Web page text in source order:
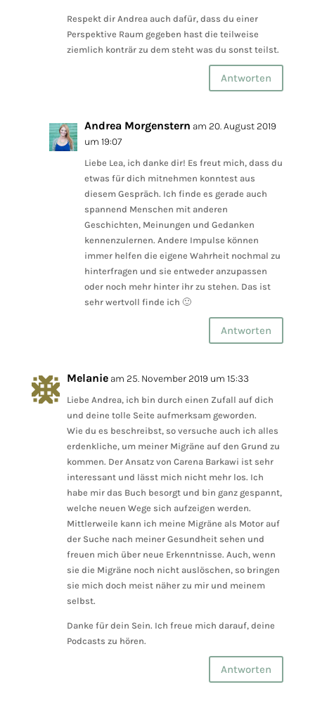
Respekt dir Andrea auch dafür, dass du einer
Perspektive Raum gegeben hast die teilweise
ziemlich konträr zu dem steht was du sonst teilst.
Antworten
Andrea Morgenstern am 20. August 2019
um 19:07
Liebe Lea, ich danke dir! Es freut mich, dass du
etwas für dich mitnehmen konntest aus
diesem Gespräch. Ich finde es gerade auch
spannend Menschen mit anderen
Geschichten, Meinungen und Gedanken
kennenzulernen. Andere Impulse können
immer helfen die eigene Wahrheit nochmal zu
hinterfragen und sie entweder anzupassen
oder noch mehr hinter ihr zu stehen. Das ist
sehr wertvoll finde ich 🙂
Antworten
Melanie am 25. November 2019 um 15:33
Liebe Andrea, ich bin durch einen Zufall auf dich
und deine tolle Seite aufmerksam geworden.
Wie du es beschreibst, so versuche auch ich alles
erdenkliche, um meiner Migräne auf den Grund zu
kommen. Der Ansatz von Carena Barkawi ist sehr
interessant und lässt mich nicht mehr los. Ich
habe mir das Buch besorgt und bin ganz gespannt,
welche neuen Wege sich aufzeigen werden.
Mittlerweile kann ich meine Migräne als Motor auf
der Suche nach meiner Gesundheit sehen und
freuen mich über neue Erkenntnisse. Auch, wenn
sie die Migräne noch nicht auslöschen, so bringen
sie mich doch meist näher zu mir und meinem
selbst.
Danke für dein Sein. Ich freue mich darauf, deine
Podcasts zu hören.
Antworten